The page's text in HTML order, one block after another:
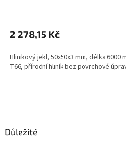
2 278,15 Kč
Hliníkový jekl, 50x50x3 mm, délka 6000
T66, přírodní hliník bez povrchové
Důležité